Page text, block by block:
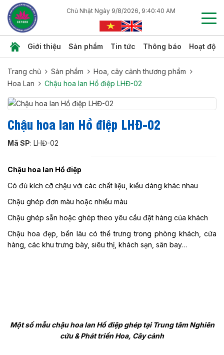
Chủ Nhật Ngày 9/8/2026, 9:40:41 AM
Giới thiệu Sản phẩm Tin tức Thông báo Hoạt
Trang chủ Sản phẩm
Hoa, cây cảnh thương phẩm
Hoa Lan
Chậu hoa lan Hồ điệp LHĐ-02
Chậu hoa lan Hồ điệp LHĐ-02
Mã SP: LHĐ-02
Chậu hoa lan Hồ điệp
Có đủ kích cỡ chậu với các chất liệu, kiểu dáng khác nhau
Chậu ghép đơn màu hoặc nhiều màu
Chậu ghép sẵn hoặc ghép theo yêu cầu đặt hàng của khách
Chậu hoa đẹp, bền lâu có thể trưng trong phòng khách, cửa
hàng, các khu trưng bày, siêu thị, khách sạn, sân bay…
Một số mẫu chậu hoa lan Hồ điệp ghép tại Trung tâm Nghiên
cứu & Phát triển Hoa, Cây cảnh